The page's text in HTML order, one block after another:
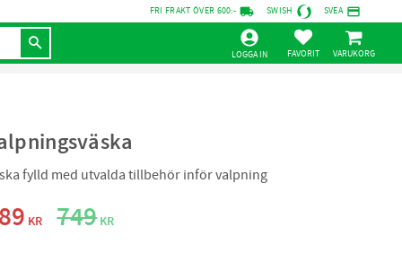
FRI FRAKT ÖVER 600:- local_shipping SWISH SVEA credit_card
LOGGA IN FAVORITER
KUNDVAGN
fylld med utvalda tillbehör inför valpning
pris:
KR Ordinarie pris:
749KR